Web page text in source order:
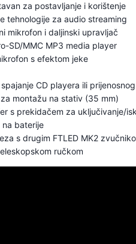
za postavljanje i korištenje
tehnologije za audio streaming
mikrofon i daljinski upravljač
SD/MMC MP3 media player
s efektom jeke
CD playera ili
montažu na stativ (35 mm)
s prekidačem za uključivanje/
na baterije
s drugim FTLED MK2
ručkom